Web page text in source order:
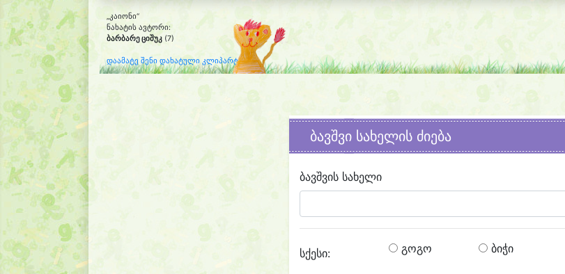
„კაიონი“
ნახატის ავტორი:
ბარბარე ციშუკ (7)
დაამატე შენი დახატული კლიპარტი
ბავშვი სახელის ძიება
ბავშვის სახელი
სქესი: გოგო ბიჭი